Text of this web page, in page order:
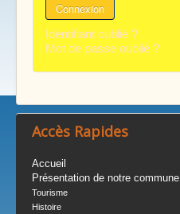
Connexion
Identifiant oublié ?
Mot de passe oublié ?
Accès Rapides
Accueil
Présentation de notre commune
Tourisme
Histoire